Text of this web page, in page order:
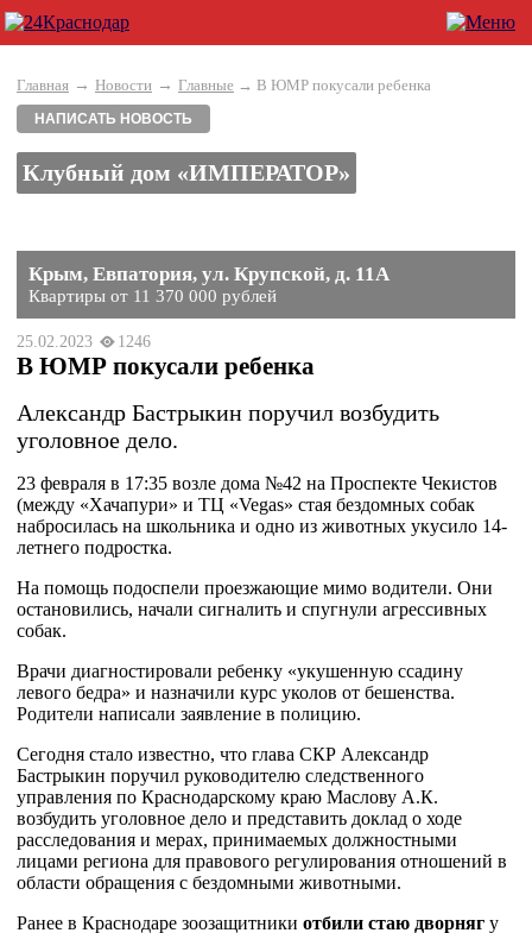
Главная → Новости → Главные → В ЮМР покусали ребенка
НАПИСАТЬ НОВОСТЬ
Клубный дом «ИМПЕРАТОР»
Крым, Евпатория, ул. Крупской, д. 11А
Квартиры от 11 370 000 рублей
25.02.2023 1246
В ЮМР покусали ребенка
Александр Бастрыкин поручил возбудить
уголовное дело.
23 февраля в 17:35 возле дома №42 на Проспекте Чекистов
(между «Хачапури» и ТЦ «Vegas» стая бездомных собак
набросилась на школьника и одно из животных укусило 14-
летнего подростка.
На помощь подоспели проезжающие мимо водители. Они
остановились, начали сигналить и спугнули агрессивных
собак.
Врачи диагностировали ребенку «укушенную ссадину
левого бедра» и назначили курс уколов от бешенства.
Родители написали заявление в полицию.
Сегодня стало известно, что глава СКР Александр
Бастрыкин поручил руководителю следственного
управления по Краснодарскому краю Маслову А.К.
возбудить уголовное дело и представить доклад о ходе
расследования и мерах, принимаемых должностными
лицами региона для правового регулирования отношений в
области обращения с бездомными животными.
Ранее в Краснодаре зоозащитники отбили стаю дворняг у